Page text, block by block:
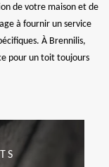
de votre maison et de
à fournir un service
À Brennilis,
pour un toit toujours